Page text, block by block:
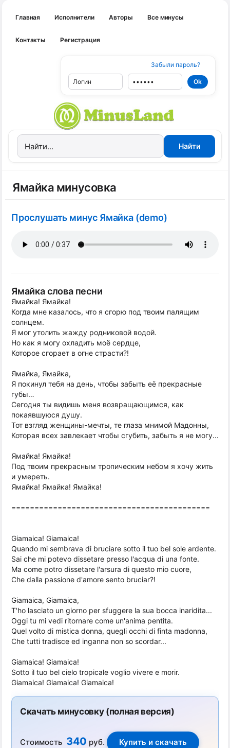
Главная Исполнители Авторы Все минусы
Контакты Регистрация
Забыли пароль?
Ямайка минусовка
Прослушать минус Ямайка (demo)
Ямайка слова песни
Ямайка! Ямайка!
Когда мне казалось, что я сгорю под твоим палящим
солнцем.
Я мог утолить жажду родниковой водой.
Но как я могу охладить моё сердце,
Которое сгорает в огне страсти?!
Ямайка, Ямайка,
Я покинул тебя на день, чтобы забыть её прекрасные
губы…
Сегодня ты видишь меня возвращающимся, как
покаявшуюся душу.
Тот взгляд женщины-мечты, те глаза мнимой Мадонны,
Которая всех завлекает чтобы сгубить, забыть я не могу...
Ямайка! Ямайка!
Под твоим прекрасным тропическим небом я хочу жить
и умереть.
Ямайка! Ямайка! Ямайка!
===========================================
Giamaica! Giamaica!
Quando mi sembrava di bruciare sotto il tuo bel sole ardente.
Sai che mi potevo dissetare presso l'acqua di una fonte.
Ma come potro dissetare l'arsura di questo mio cuore,
Che dalla passione d'amore sento bruciar?!
Giamaica, Giamaica,
T'ho lasciato un giorno per sfuggere la sua bocca inaridita...
Oggi tu mi vedi ritornare come un'anima pentita.
Quel volto di mistica donna, quegli occhi di finta madonna,
Che tutti tradisce ed inganna non so scordar...
Giamaica! Giamaica!
Sotto il tuo bel cielo tropicale voglio vivere e morir.
Giamaica! Giamaica! Giamaica!
Скачать минусовку (полная версия)
Стоимость 340 руб.